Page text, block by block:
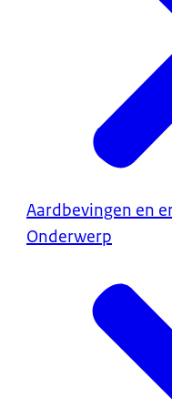
Aardbevingen en
Onderwerp